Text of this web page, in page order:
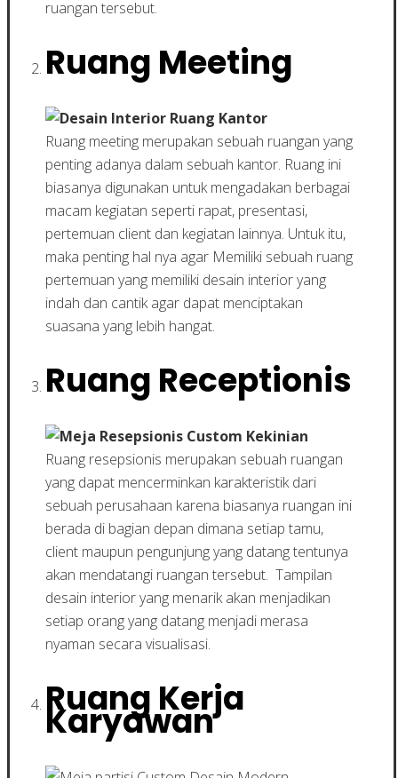
ruangan tersebut.
Ruang Meeting
Ruang meeting merupakan sebuah ruangan yang
penting adanya dalam sebuah kantor. Ruang ini
biasanya digunakan untuk mengadakan berbagai
macam kegiatan seperti rapat, presentasi,
pertemuan client dan kegiatan lainnya. Untuk itu,
maka penting hal nya agar Memiliki sebuah ruang
pertemuan yang memiliki desain interior yang
indah dan cantik agar dapat menciptakan
suasana yang lebih hangat.
Ruang Receptionis
Ruang resepsionis merupakan sebuah ruangan
yang dapat mencerminkan karakteristik dari
sebuah perusahaan karena biasanya ruangan ini
berada di bagian depan dimana setiap tamu,
client maupun pengunjung yang datang tentunya
akan mendatangi ruangan tersebut. Tampilan
desain interior yang menarik akan menjadikan
setiap orang yang datang menjadi merasa
nyaman secara visualisasi.
Ruang Kerja
Karyawan